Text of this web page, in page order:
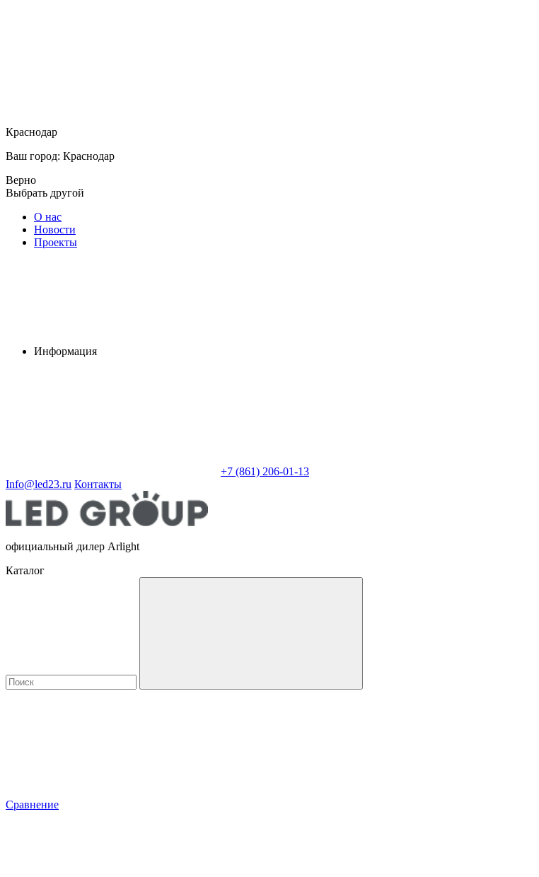
Краснодар
Ваш город: Краснодар
Верно
Выбрать другой
О нас
Новости
Проекты
Информация
+7 (861) 206-01-13
Info@led23.ru Контакты
официальный дилер Arlight
Каталог
Сравнение